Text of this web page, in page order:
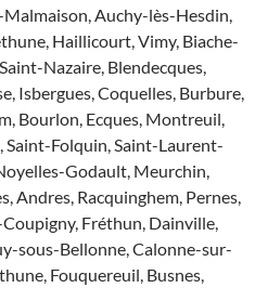
Auchy-lès-Hesdin,
Haillicourt, Vimy, Biache-
Nazaire, Blendecques,
Isbergues, Coquelles, Burbure,
Bourlon, Ecques, Montreuil,
Folquin, Saint-Laurent-
Godault, Meurchin,
Andres, Racquinghem, Pernes,
Fréthun, Dainville,
sous-Bellonne, Calonne-sur-
Fouquereuil, Busnes,